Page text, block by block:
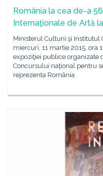
România la cea de-a
Internaţionale de Artă
Ministerul Culturii şi Institutul
miercuri, 11 martie 2015, ora
expoziţiei publice organizate
Concursului naţional pentru
reprezenta România